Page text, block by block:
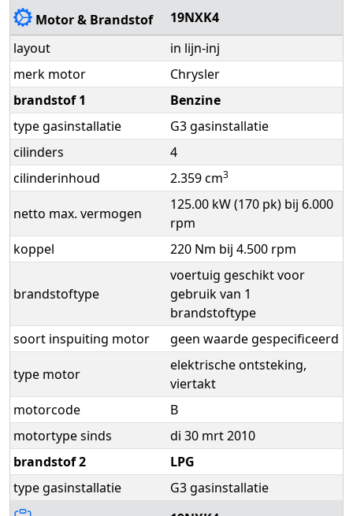
Motor & Brandstof
19NXK4
layout
in lijn-inj
merk motor
Chrysler
brandstof 1
Benzine
type gasinstallatie
G3 gasinstallatie
cilinders
4
cilinderinhoud
2.359 cm3
netto max. vermogen
125.00 kW (170 pk) bij 6.000
rpm
koppel
220 Nm bij 4.500 rpm
brandstoftype
voertuig geschikt voor
gebruik van 1
brandstoftype
soort inspuiting motor
geen waarde gespecificeerd
type motor
elektrische ontsteking,
viertakt
motorcode
B
motortype sinds
di 30 mrt 2010
brandstof 2
LPG
type gasinstallatie
G3 gasinstallatie